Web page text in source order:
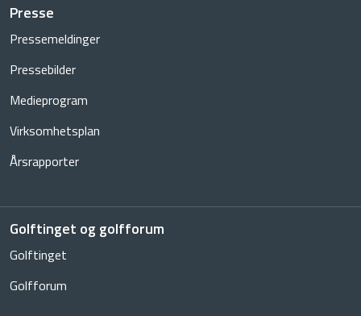
Presse
Pressemeldinger
Pressebilder
Medieprogram
Virksomhetsplan
Årsrapporter
Golftinget og golfforum
Golftinget
Golfforum